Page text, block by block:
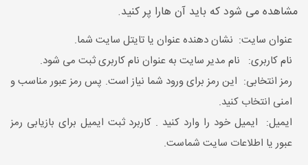
مشاهده می شود که باید آن هارا پر کنید.
عنوان سایت: نشان دهنده عنوان یا تایتل سایت شما.
نام کاربری: نام مدیر سایت به عنوان نام کاربری ثبت می شود.
رمز انتخابی: این رمز برای ورود شما نیاز است. پس رمز عبور مناسب و
امنی انتخاب کنید.
ایمیل: ایمیل خود را وارد کنید . کاربرد ثبت ایمیل برای بازیابی رمز
عبور یا اطلاعات سایت شماست.